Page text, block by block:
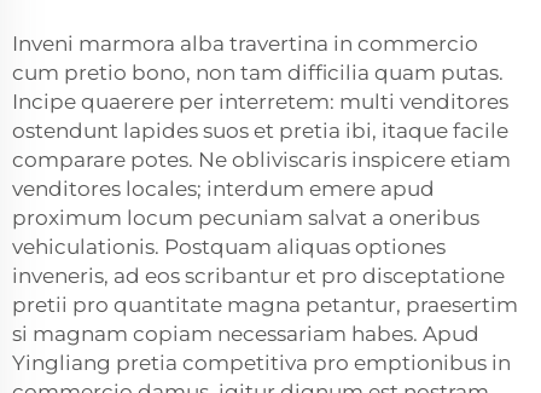
Inveni marmora alba travertina in commercio
cum pretio bono, non tam difficilia quam putas.
Incipe quaerere per interretem: multi venditores
ostendunt lapides suos et pretia ibi, itaque facile
comparare potes. Ne obliviscaris inspicere etiam
venditores locales; interdum emere apud
proximum locum pecuniam salvat a oneribus
vehiculationis. Postquam aliquas optiones
inveneris, ad eos scribantur et pro disceptatione
pretii pro quantitate magna petantur, praesertim
si magnam copiam necessariam habes. Apud
Yingliang pretia competitiva pro emptionibus in